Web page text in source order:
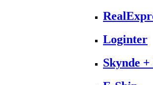
Loginter
Skynde